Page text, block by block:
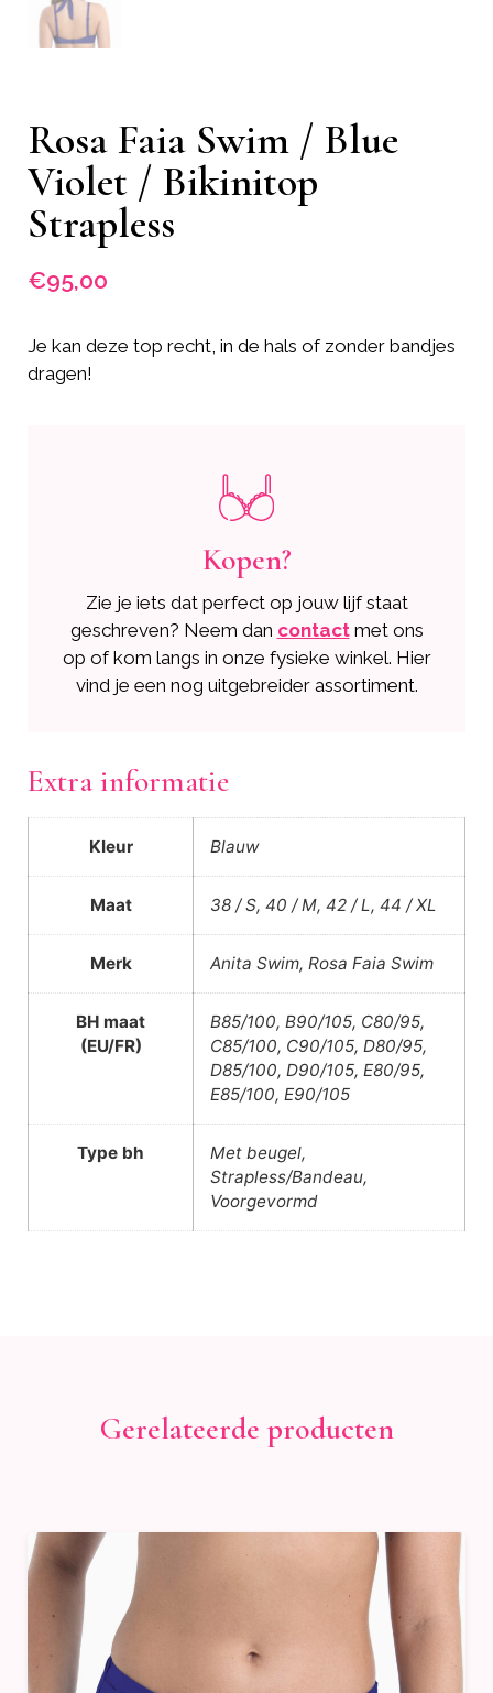
Rosa Faia Swim / Blue
Violet / Bikinitop
Strapless
€95,00
Je kan deze top recht, in de hals of zonder bandjes
dragen!
Kopen?
Zie je iets dat perfect op jouw lijf staat
geschreven? Neem dan contact met ons
op of kom langs in onze fysieke winkel. Hier
vind je een nog uitgebreider assortiment.
Extra informatie
Kleur Blauw
Maat 38 / S, 40 / M, 42 / L, 44 / XL
Merk Anita Swim, Rosa Faia Swim
BH maat
(EU/FR)
B85/100, B90/105, C80/95,
C85/100, C90/105, D80/95,
D85/100, D90/105, E80/95,
E85/100, E90/105
Type bh
Met beugel,
Strapless/Bandeau,
Voorgevormd
Gerelateerde producten